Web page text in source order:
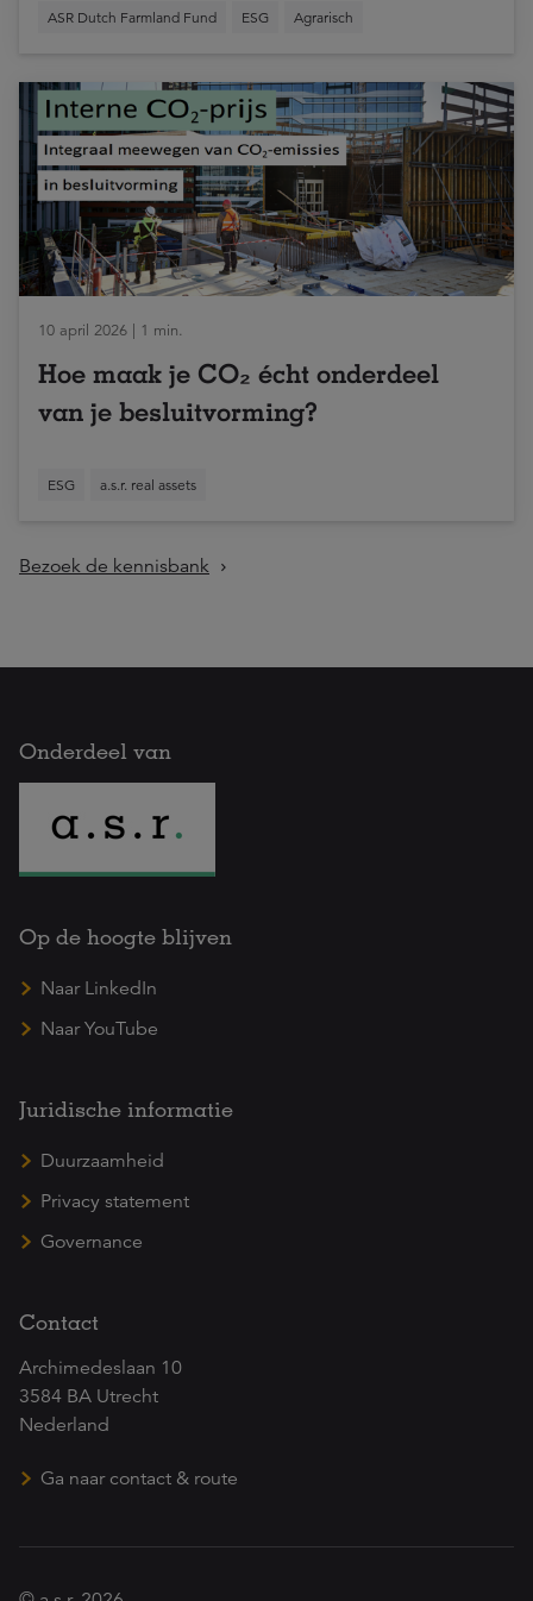
ASR Dutch Farmland Fund ESG Agrarisch
10 april 2026 | 1 min.
Hoe maak je CO₂ écht onderdeel
van je besluitvorming?
ESG a.s.r. real assets
Bezoek de kennisbank
Onderdeel van
Op de hoogte blijven
Naar LinkedIn
Naar YouTube
Juridische informatie
Duurzaamheid
Privacy statement
Governance
Contact
Archimedeslaan 10
3584 BA Utrecht
Nederland
Ga naar contact & route